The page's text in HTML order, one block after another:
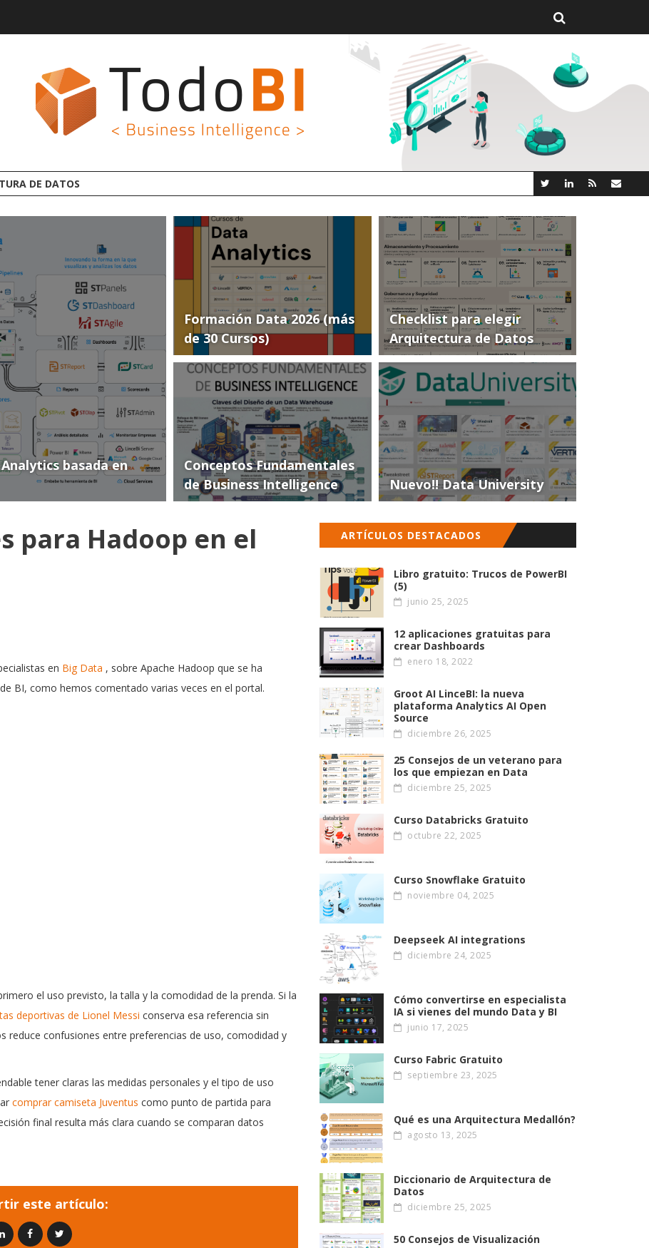
GROOT AI LINCEBI: LA NUEVA PLATAFORMA ANALYTICS AI OPEN
basada en
Formación Data 2026 (más
de 30 Cursos)
Checklist para elegir
Arquitectura de Datos
Conceptos Fundamentales
de Business Intelligence
Nuevo!! Data University
para Hadoop en el
en Big Data , sobre Apache Hadoop que se ha
BI, como hemos comentado varias veces en el portal.
el uso previsto, la talla y la comodidad de la prenda. Si la
deportivas de Lionel Messi conserva esa referencia sin
reduce confusiones entre preferencias de uso, comodidad y
tener claras las medidas personales y el tipo de uso
comprar camiseta Juventus como punto de partida para
final resulta más clara cuando se comparan datos
este artículo:
ARTÍCULOS DESTACADOS
Libro gratuito: Trucos de PowerBI
(5)
junio 25, 2025
12 aplicaciones gratuitas para
crear Dashboards
enero 18, 2022
Groot AI LinceBI: la nueva
plataforma Analytics AI Open
Source
diciembre 26, 2025
25 Consejos de un veterano para
los que empiezan en Data
diciembre 25, 2025
Curso Databricks Gratuito
octubre 22, 2025
Curso Snowflake Gratuito
noviembre 04, 2025
Deepseek AI integrations
diciembre 24, 2025
Cómo convertirse en especialista
IA si vienes del mundo Data y BI
junio 17, 2025
Curso Fabric Gratuito
septiembre 23, 2025
Qué es una Arquitectura Medallón?
agosto 13, 2025
Diccionario de Arquitectura de
Datos
diciembre 25, 2025
50 Consejos de Visualización